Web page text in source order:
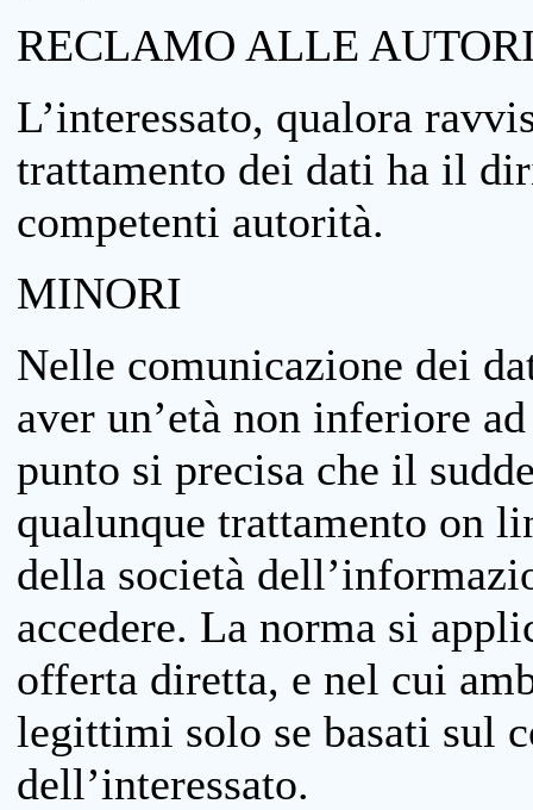
RECLAMO ALLE
L’interessato, qualora
trattamento dei dati ha il
competenti autorità.
MINORI
Nelle comunicazione dei
aver un’età non inferiore
punto si precisa che il
qualunque trattamento on
della società
accedere. La norma si
offerta diretta, e nel cui
legittimi solo se basati sul
dell’interessato.